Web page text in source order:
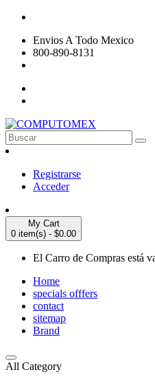
Envios A Todo Mexico
800-890-8131
Registrarse
Acceder
My Cart
0 item(s) - $0.00
El Carro de Compras está
Home
specials offfers
contact
sitemap
Brand
All Category